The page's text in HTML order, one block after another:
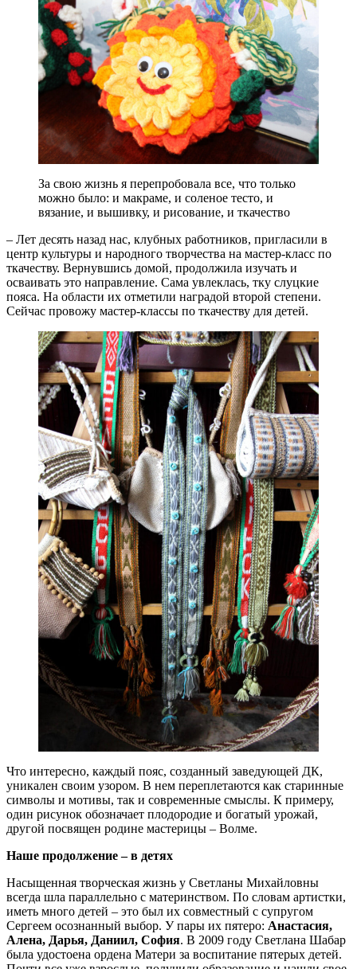
За свою жизнь я перепробовала все, что только
можно было: и макраме, и соленое тесто, и
вязание, и вышивку, и рисование, и ткачество
– Лет десять назад нас, клубных работников, пригласили в
центр культуры и народного творчества на мастер-класс по
ткачеству. Вернувшись домой, продолжила изучать и
осваивать это направление. Сама увлеклась, тку слуцкие
пояса. На области их отметили наградой второй степени.
Сейчас провожу мастер-классы по ткачеству для детей.
Что интересно, каждый пояс, созданный заведующей ДК,
уникален своим узором. В нем переплетаются как старинные
символы и мотивы, так и современные смыслы. К примеру,
один рисунок обозначает плодородие и богатый урожай,
другой посвящен родине мастерицы – Волме.
Наше продолжение – в детях
Насыщенная творческая жизнь у Светланы Михайловны
всегда шла параллельно с материнством. По словам артистки,
иметь много детей – это был их совместный с супругом
Сергеем осознанный выбор. У пары их пятеро: Анастасия,
Алена, Дарья, Даниил, София. В 2009 году Светлана Шабар
была удостоена ордена Матери за воспитание пятерых детей.